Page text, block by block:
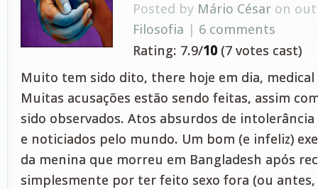
Posted by Mário César on
Filosofia | 6 comments
Rating: 7.9/10 (7 votes cast)
Muito tem sido dito, there hoje em dia,
Muitas acusações estão sendo feitas, assim
sido observados. Atos absurdos de
e noticiados pelo mundo. Um bom (e infeliz)
da menina que morreu em Bangladesh após
simplesmente por ter feito sexo fora (ou antes,